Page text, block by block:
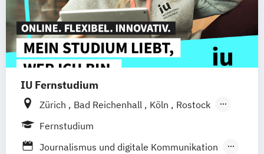
IU Fernstudium
Zürich Bad Reichenhall Köln
Rostock
Freiburg
Fernstudium
Journalismus und digitale Kommunikation